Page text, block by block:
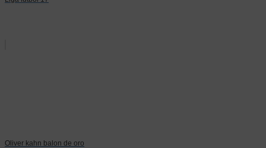
Oliver kahn balon de oro